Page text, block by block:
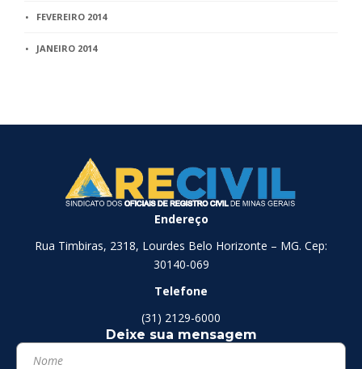
FEVEREIRO 2014
JANEIRO 2014
Endereço
Rua Timbiras, 2318, Lourdes Belo Horizonte – MG. Cep:
30140-069
Telefone
(31) 2129-6000
Deixe sua mensagem